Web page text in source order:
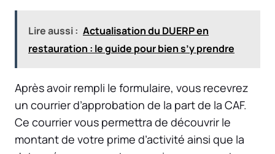
Lire aussi : Actualisation du DUERP en
restauration : le guide pour bien s’y prendre
Après avoir rempli le formulaire, vous recevrez
un courrier d’approbation de la part de la CAF.
Ce courrier vous permettra de découvrir le
montant de votre prime d’activité ainsi que la